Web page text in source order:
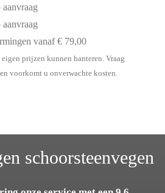
vanaf € 79,00
prijzen kunnen hanteren. Vraag
voorkomt u onverwachte kosten.
schoorsteenvegen